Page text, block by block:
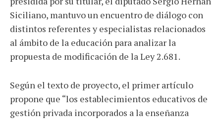
Siciliano, mantuvo un encuentro de diálogo con
distintos referentes y especialistas relacionados
al ámbito de la educación para analizar la
propuesta de modificación de la Ley 2.681.
Según el texto de proyecto, el primer artículo
propone que “los establecimientos educativos de
gestión privada incorporados a la enseñanza